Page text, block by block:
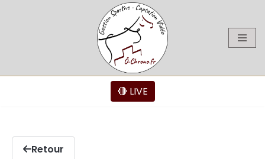
🔴 LIVE
Retour